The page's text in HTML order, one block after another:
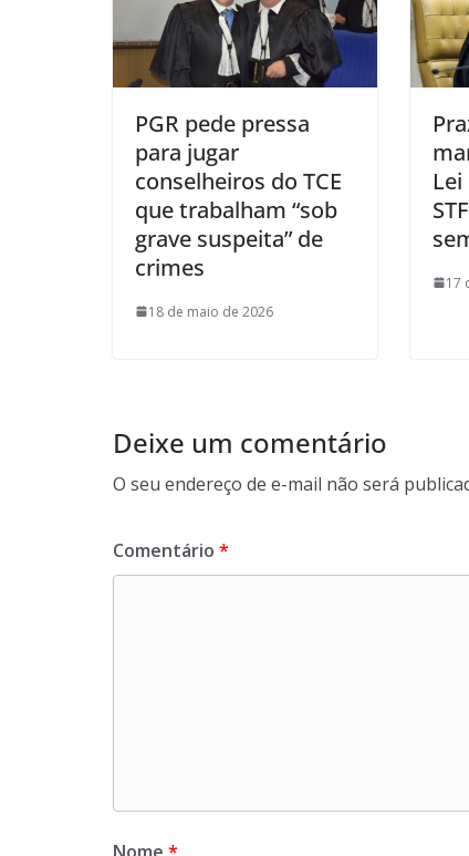
PGR pede pressa
para jugar
conselheiros do TCE
que trabalham “sob
grave suspeita” de
crimes
18 de maio de 2026
17
Deixe um comentário
O seu endereço de e-mail não será
Comentário *
Nome *